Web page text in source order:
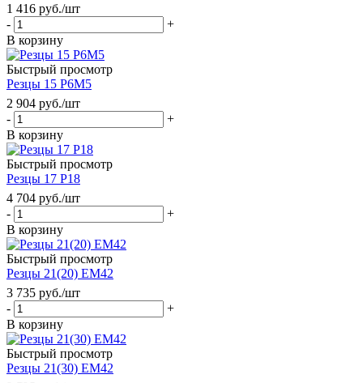
1 416 руб./шт
-
+
В корзину
Быстрый просмотр
Резцы 15 Р6М5
2 904 руб./шт
-
+
В корзину
Быстрый просмотр
Резцы 17 Р18
4 704 руб./шт
-
+
В корзину
Быстрый просмотр
Резцы 21(20) ЕМ42
3 735 руб./шт
-
+
В корзину
Быстрый просмотр
Резцы 21(30) ЕМ42